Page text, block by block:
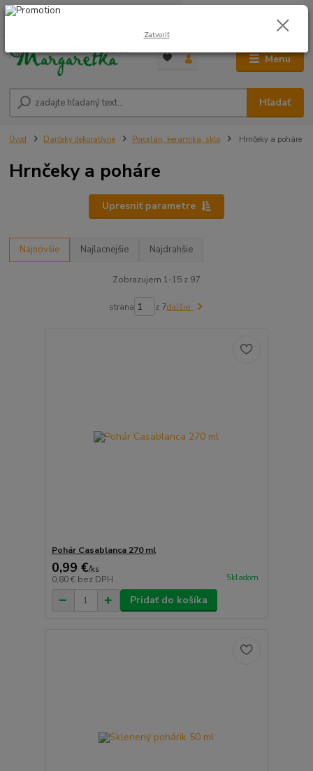
Menu
Hľadať
0948 236 042
0,00 €
Úvod Darčeky dekoratívne Porcelán, keramika, sklo Hrnčeky a poháre
Hrnčeky a poháre
Upresniť parametre
Najnovšie Najlacnejšie Najdrahšie
Zobrazujem 1-15 z 97
strana z 7ďalšie
Pohár Casablanca 270 ml
0,99 €/ks
0,80 € bez DPH Skladom
Pridať do košíka
Zatvoriť